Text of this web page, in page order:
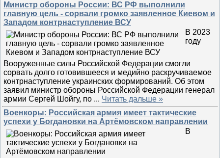
Министр обороны России: ВС РФ выполнили
главную цель - сорвали громко заявленное Киевом и
Западом контрнаступление ВСУ
В 2023
году
Вооруженные силы Российской Федерации смогли
сорвать долго готовившееся и медийно раскручиваемое
контрнаступление украинских формирований. Об этом
заявил министр обороны Российской Федерации генерал
армии Сергей Шойгу, по ... Читать дальше »
Военкоры: Российская армия имеет тактические
успехи у Богдановки на Артёмовском направлении
В